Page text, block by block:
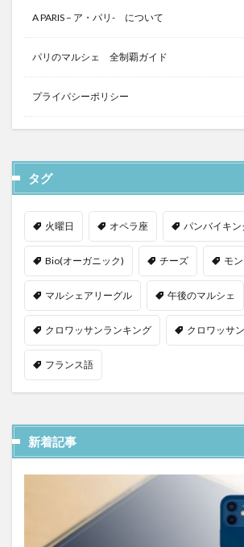
A PARIS – ア・パリ- について
パリのマルシェ 全制覇ガイド
プライバシーポリシー
タグ
火曜日 オペラ座 パンバイキン
Bio(オーガニック) チーズ モ
マルシェアリーグル 午後のマルシェ
クロワッサンランキング クロワッサ
フランス語
新着記事